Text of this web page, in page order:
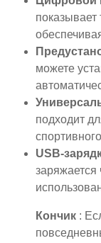
можете
подходит
USB-
заряжается
Кончик :